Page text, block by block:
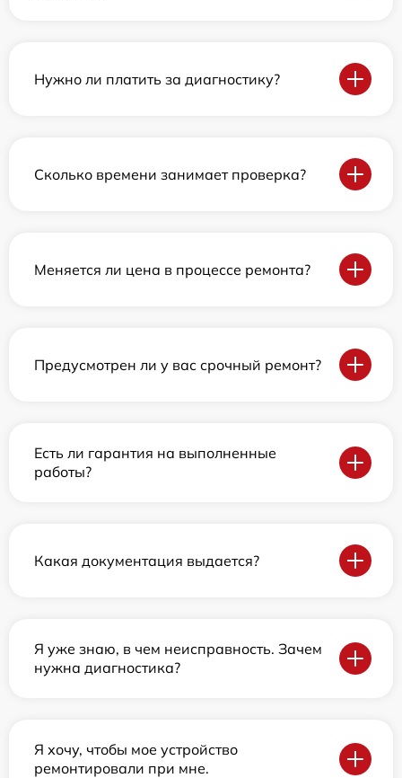
Нужно ли платить за диагностику?
Сколько времени занимает проверка?
Меняется ли цена в процессе ремонта?
Предусмотрен ли у вас срочный ремонт?
Есть ли гарантия на выполненные
работы?
Какая документация выдается?
Я уже знаю, в чем неисправность. Зачем
нужна диагностика?
Я хочу, чтобы мое устройство
ремонтировали при мне.